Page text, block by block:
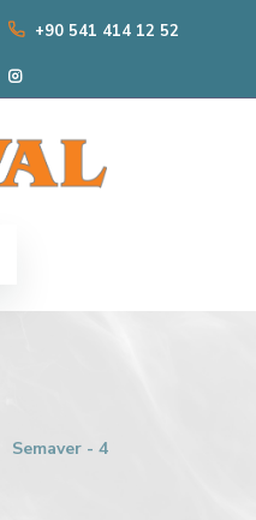
+90 541 414 12 52
Semaver - 4